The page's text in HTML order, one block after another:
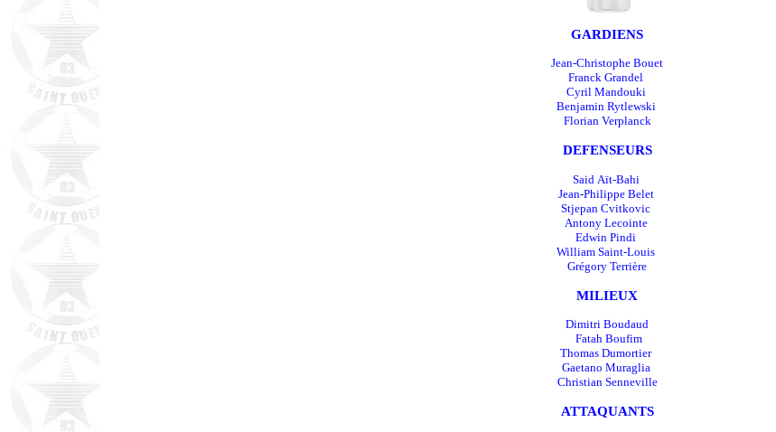
GARDIENS
Jean-Christophe Bouet
Franck Grandel
Cyril Mandouki
Benjamin Rytlewski
Florian Verplanck
DEFENSEURS
Said Aït-Bahi
Jean-Philippe Belet
Stjepan Cvitkovic
Antony Lecointe
Edwin Pindi
William Saint-Louis
Grégory Terrière
MILIEUX
Dimitri Boudaud
Fatah Boufim
Thomas Dumortier
Gaetano Muraglia
Christian Senneville
ATTAQUANTS